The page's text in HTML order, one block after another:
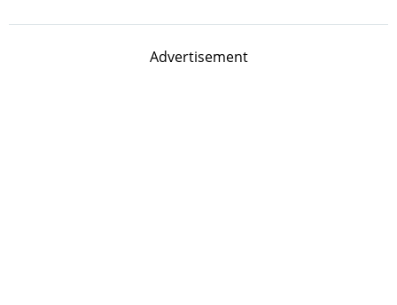
Advertisement